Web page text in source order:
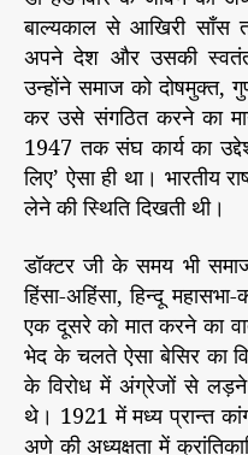
बाल्यकाल से आखिरी
अपने देश और उसकी
उन्होंने समाज को दोषमुक्त,
कर उसे संगठित करने का
1947 तक संघ कार्य का
लिए’ ऐसा ही था। भारतीय
लेने की स्थिति दिखती थी।
डॉक्टर जी के समय भी समाज
हिंसा-अहिंसा, हिन्दू
एक दूसरे को मात करने का
भेद के चलते ऐसा बेसिर का
के विरोध में अंग्रेजों से
थे। 1921 में मध्य प्रान्त
अणे की अध्यक्षता में